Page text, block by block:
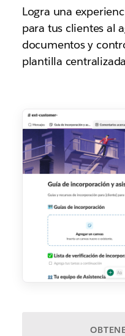
Logra una
para tus clientes al
documentos y
plantilla